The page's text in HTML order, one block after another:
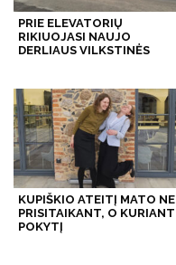
PRIE ELEVATORIŲ
RIKIUOJASI NAUJO
DERLIAUS VILKSTINĖS
KUPIŠKIO ATEITĮ MATO NE
PRISITAIKANT, O KURIANT
POKYTĮ